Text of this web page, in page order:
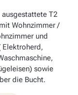
T2
Wohnzimmer /
und
Elektroherd,
sowie
die Bucht.